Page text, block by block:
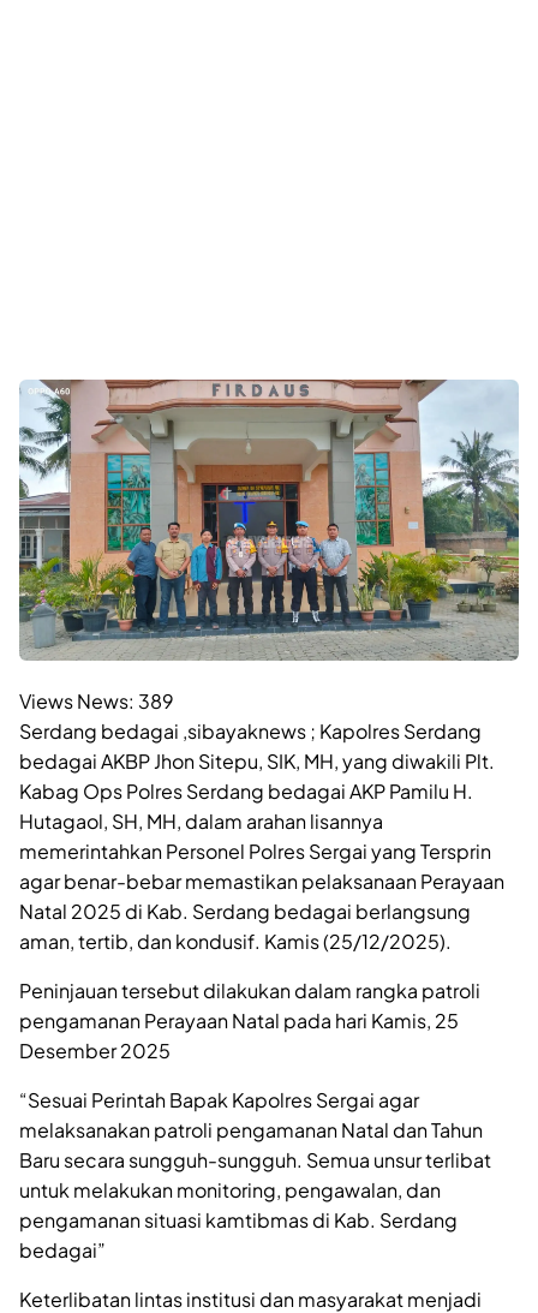
Views News: 389
Serdang bedagai ,sibayaknews ; Kapolres Serdang
bedagai AKBP Jhon Sitepu, SIK, MH, yang diwakili Plt.
Kabag Ops Polres Serdang bedagai AKP Pamilu H.
Hutagaol, SH, MH, dalam arahan lisannya
memerintahkan Personel Polres Sergai yang Tersprin
agar benar-bebar memastikan pelaksanaan Perayaan
Natal 2025 di Kab. Serdang bedagai berlangsung
aman, tertib, dan kondusif. Kamis (25/12/2025).
Peninjauan tersebut dilakukan dalam rangka patroli
pengamanan Perayaan Natal pada hari Kamis, 25
Desember 2025
“Sesuai Perintah Bapak Kapolres Sergai agar
melaksanakan patroli pengamanan Natal dan Tahun
Baru secara sungguh-sungguh. Semua unsur terlibat
untuk melakukan monitoring, pengawalan, dan
pengamanan situasi kamtibmas di Kab. Serdang
bedagai”
Keterlibatan lintas institusi dan masyarakat menjadi